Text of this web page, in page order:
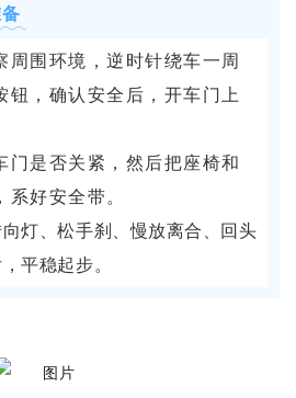
周围环境，逆时针绕车一周
钮，确认安全后，开车门上
门是否关紧，然后把座椅和
好安全带。
灯、松手刹、慢放离合、回头
平稳起步。